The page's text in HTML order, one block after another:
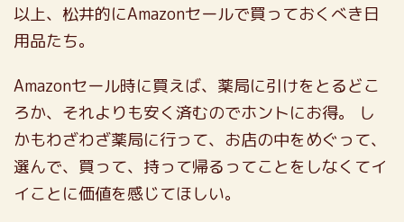
以上、松井的にAmazonセールで買っておくべき日
用品たち。
Amazonセール時に買えば、薬局に引けをとるどこ
ろか、それよりも安く済むのでホントにお得。
し
かもわざわざ薬局に行って、お店の中をめぐって、
選んで、買って、持って帰るってことをしなくてイ
イことに価値を感じてほしい。